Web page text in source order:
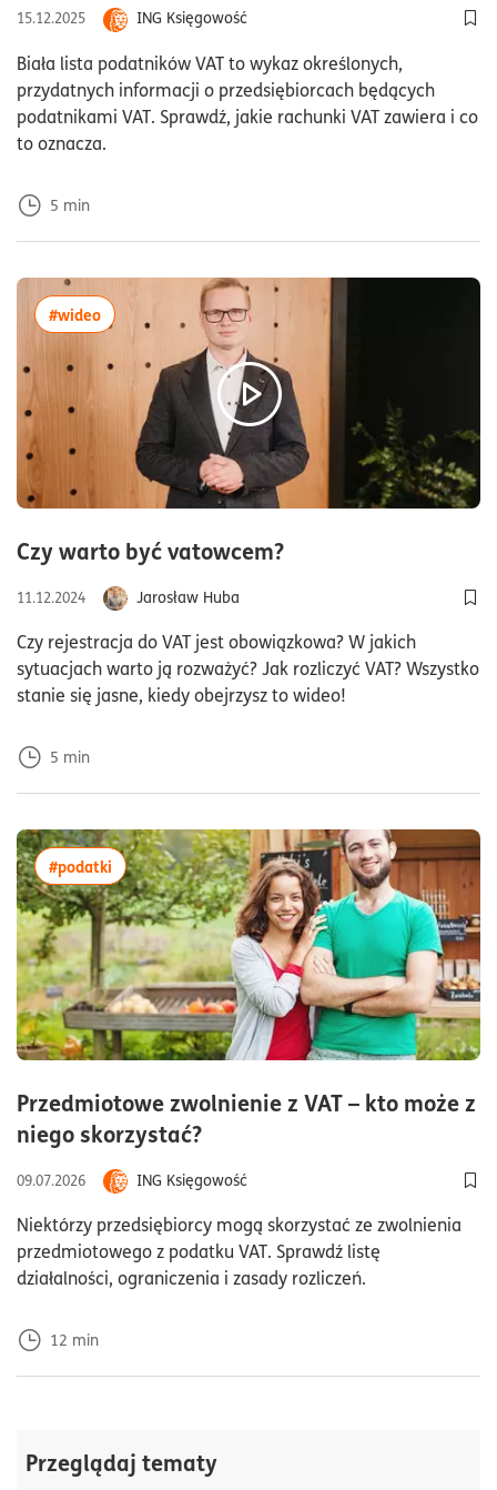
15.12.2025
ING Księgowość
Biała lista podatników VAT to wykaz określonych,
przydatnych informacji o przedsiębiorcach będących
podatnikami VAT. Sprawdź, jakie rachunki VAT zawiera i co
to oznacza.
5 min
Czy warto być vatowcem?czas
11.12.2024
Jarosław Huba
Czy rejestracja do VAT jest obowiązkowa? W jakich
sytuacjach warto ją rozważyć? Jak rozliczyć VAT? Wszystko
stanie się jasne, kiedy obejrzysz to wideo!
5 min
#wideowięcej artykułów z tagiem:#wideo
Przedmiotowe zwolnienie z VAT – kto może z
niego skorzystać?czas czytania12minuty
09.07.2026
ING Księgowość
Niektórzy przedsiębiorcy mogą skorzystać ze zwolnienia
przedmiotowego z podatku VAT. Sprawdź listę
działalności, ograniczenia i zasady rozliczeń.
12 min
#podatki więcej artykułów z tagiem:#podatki
Przeglądaj tematy